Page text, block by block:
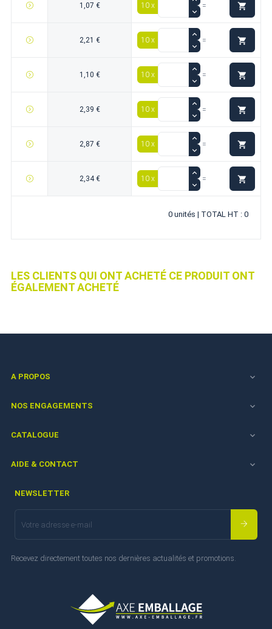
1,07 € 10 x = 
2,21 € 10 x = 
1,10 € 10 x = 
2,39 € 10 x = 
2,87 € 10 x = 
2,34 € 10 x = 
0 unités | TOTAL HT : 0
LES CLIENTS QUI ONT ACHETÉ CE PRODUIT ONT
ÉGALEMENT ACHETÉ
A PROPOS 
NOS ENGAGEMENTS 
CATALOGUE 
AIDE & CONTACT 
NEWSLETTER
Recevez directement toutes nos dernières actualités et promotions.